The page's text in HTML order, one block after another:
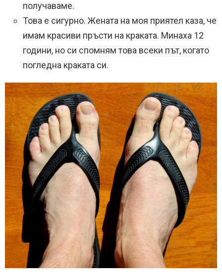
получаваме.
Това е сигурно. Жената на моя приятел каза, че
имам красиви пръсти на краката. Минаха 12
години, но си спомням това всеки път, когато
погледна краката си.